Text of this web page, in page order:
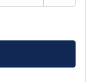
Show